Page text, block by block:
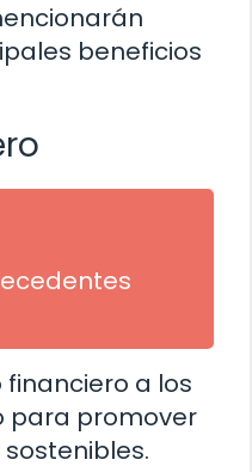
beneficios
financiero a los
para promover